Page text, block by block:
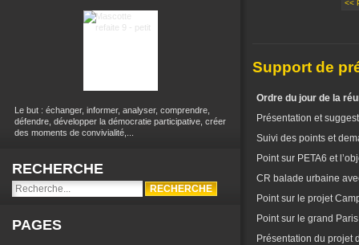
Le but : échanger, informer, analyser, comprendre,
défendre, développer la démocratie participative, créer
des moments de convivialité,...
RECHERCHE
PAGES
<<
Support de
Ordre du jour de la
Présentation et
Suivi des points et
Point sur PETA6 et
CR balade urbaine
Point sur le projet
Point sur le grand Paris
Présentation du projet